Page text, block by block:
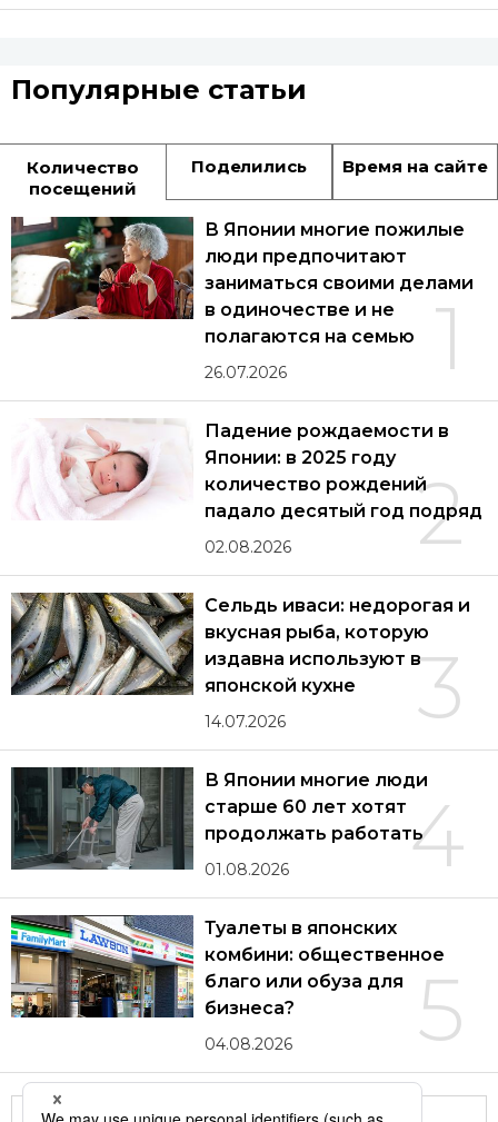
Популярные статьи
Количество
посещений
Поделились Время на сайте
1
В Японии многие пожилые
люди предпочитают
заниматься своими делами
в одиночестве и не
полагаются на семью
26.07.2026
2
Падение рождаемости в
Японии: в 2025 году
количество рождений
падало десятый год подряд
02.08.2026
3
Сельдь иваси: недорогая и
вкусная рыба, которую
издавна используют в
японской кухне
14.07.2026
4
В Японии многие люди
старше 60 лет хотят
продолжать работать
01.08.2026
5
Туалеты в японских
комбини: общественное
благо или обуза для
бизнеса?
04.08.2026